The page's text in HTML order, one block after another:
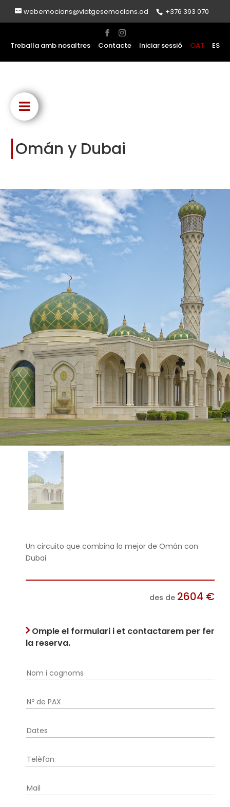
webemocions@viatgesemocions.ad +376 393 070
Treballa amb nosaltres Contacte Iniciar sessió CAT ES
Omán y Dubai
Un circuito que combina lo mejor de Omán con
Dubai
des de 2604 €
Omple el formulari i et contactarem per fer
la reserva.